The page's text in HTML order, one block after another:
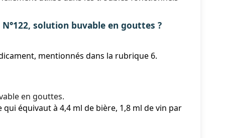
N°122, solution buvable en gouttes ?
mentionnés dans la rubrique 6.
en gouttes.
qui équivaut à 4,4 ml de bière, 1,8 ml de vin par